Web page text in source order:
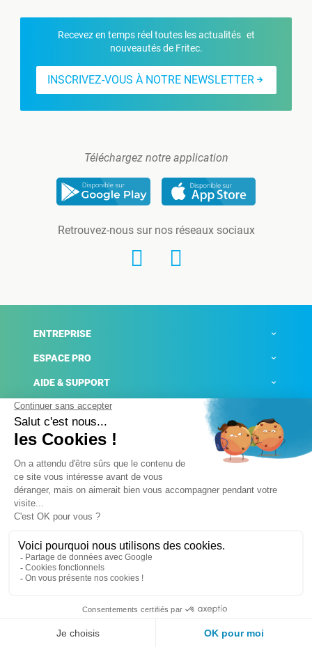
Recevez en temps réel toutes les actualités et
nouveautés de Fritec.
INSCRIVEZ-VOUS À NOTRE NEWSLETTER
Téléchargez notre application
Retrouvez-nous sur nos réseaux sociaux
ENTREPRISE
ESPACE PRO
AIDE & SUPPORT
ACTUALITÉS
Mentions légales
Conditions générales de ventes
Plateforme de signalement